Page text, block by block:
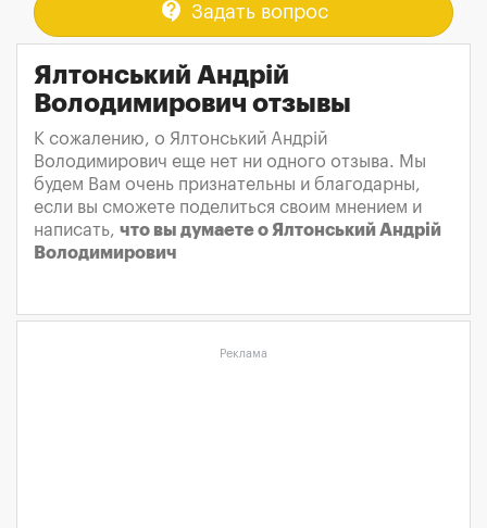
contact_support Задать вопрос
Ялтонський Андрій
Володимирович отзывы
К сожалению, о Ялтонський Андрій
Володимирович еще нет ни одного отзыва. Мы
будем Вам очень признательны и благодарны,
если вы сможете поделиться своим мнением и
написать, что вы думаете о Ялтонський Андрій
Володимирович
Реклама